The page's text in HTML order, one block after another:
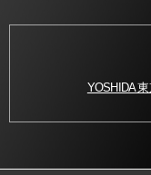
YOSHIDA